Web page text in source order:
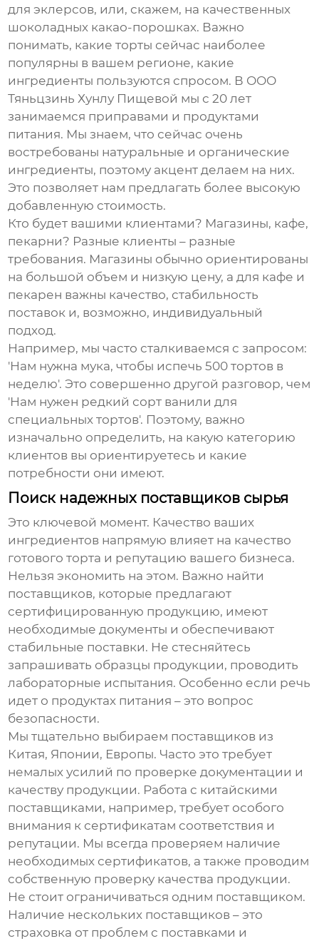
для эклерсов, или, скажем, на качественных
шоколадных какао-порошках. Важно
понимать, какие торты сейчас наиболее
популярны в вашем регионе, какие
ингредиенты пользуются спросом. В ООО
Тяньцзинь Хунлу Пищевой мы с 20 лет
занимаемся приправами и продуктами
питания. Мы знаем, что сейчас очень
востребованы натуральные и органические
ингредиенты, поэтому акцент делаем на них.
Это позволяет нам предлагать более высокую
добавленную стоимость.
Кто будет вашими клиентами? Магазины, кафе,
пекарни? Разные клиенты – разные
требования. Магазины обычно ориентированы
на большой объем и низкую цену, а для кафе и
пекарен важны качество, стабильность
поставок и, возможно, индивидуальный
подход.
Например, мы часто сталкиваемся с запросом:
'Нам нужна мука, чтобы испечь 500 тортов в
неделю'. Это совершенно другой разговор, чем
'Нам нужен редкий сорт ванили для
специальных тортов'. Поэтому, важно
изначально определить, на какую категорию
клиентов вы ориентируетесь и какие
потребности они имеют.
Поиск надежных поставщиков сырья
Это ключевой момент. Качество ваших
ингредиентов напрямую влияет на качество
готового торта и репутацию вашего бизнеса.
Нельзя экономить на этом. Важно найти
поставщиков, которые предлагают
сертифицированную продукцию, имеют
необходимые документы и обеспечивают
стабильные поставки. Не стесняйтесь
запрашивать образцы продукции, проводить
лабораторные испытания. Особенно если речь
идет о продуктах питания – это вопрос
безопасности.
Мы тщательно выбираем поставщиков из
Китая, Японии, Европы. Часто это требует
немалых усилий по проверке документации и
качеству продукции. Работа с китайскими
поставщиками, например, требует особого
внимания к сертификатам соответствия и
репутации. Мы всегда проверяем наличие
необходимых сертификатов, а также проводим
собственную проверку качества продукции.
Не стоит ограничиваться одним поставщиком.
Наличие нескольких поставщиков – это
страховка от проблем с поставками и